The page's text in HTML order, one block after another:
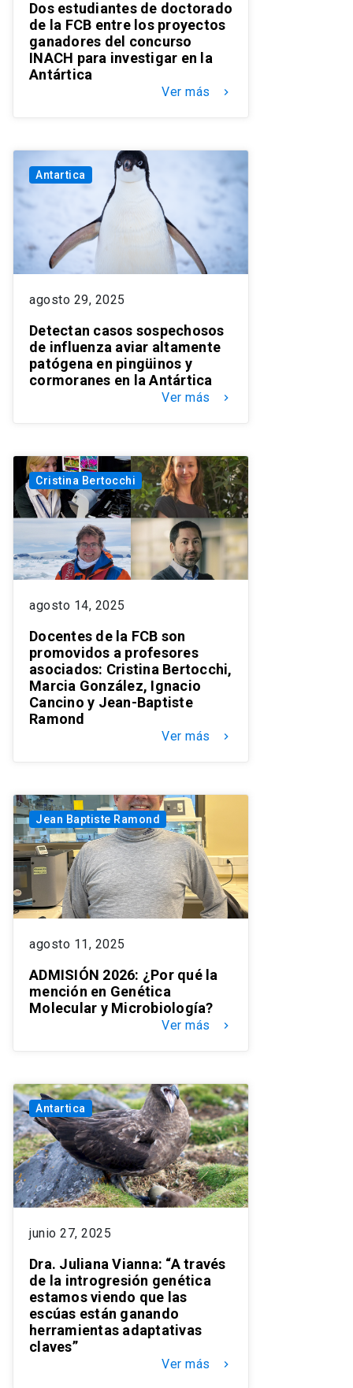
Dos estudiantes de doctorado
de la FCB entre los proyectos
ganadores del concurso
INACH para investigar en la
Antártica
Ver más keyboard_arrow_right
Antartica
agosto 29, 2025
Detectan casos sospechosos
de influenza aviar altamente
patógena en pingüinos y
cormoranes en la Antártica
Ver más keyboard_arrow_right
Cristina Bertocchi
agosto 14, 2025
Docentes de la FCB son
promovidos a profesores
asociados: Cristina Bertocchi,
Marcia González, Ignacio
Cancino y Jean-Baptiste
Ramond
Ver más keyboard_arrow_right
Jean Baptiste Ramond
agosto 11, 2025
ADMISIÓN 2026: ¿Por qué la
mención en Genética
Molecular y Microbiología?
Ver más keyboard_arrow_right
Antartica
junio 27, 2025
Dra. Juliana Vianna: “A través
de la introgresión genética
estamos viendo que las
escúas están ganando
herramientas adaptativas
claves”
Ver más keyboard_arrow_right